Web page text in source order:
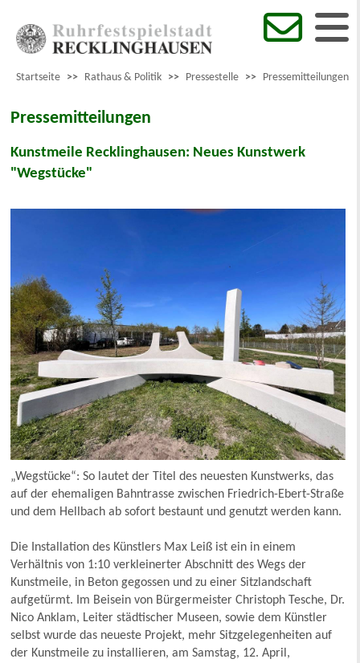
Startseite >> Rathaus & Politik >> Pressestelle >> Pressemitteilungen
Pressemitteilungen
Kunstmeile Recklinghausen: Neues Kunstwerk
"Wegstücke"
„Wegstücke“: So lautet der Titel des neuesten Kunstwerks, das
auf der ehemaligen Bahntrasse zwischen Friedrich-Ebert-Straße
und dem Hellbach ab sofort bestaunt und genutzt werden kann.
Die Installation des Künstlers Max Leiß ist ein in einem
Verhältnis von 1:10 verkleinerter Abschnitt des Wegs der
Kunstmeile, in Beton gegossen und zu einer Sitzlandschaft
aufgetürmt. Im Beisein von Bürgermeister Christoph Tesche, Dr.
Nico Anklam, Leiter städtischer Museen, sowie dem Künstler
selbst wurde das neueste Projekt, mehr Sitzgelegenheiten auf
der Kunstmeile zu installieren, am Samstag, 12. April,